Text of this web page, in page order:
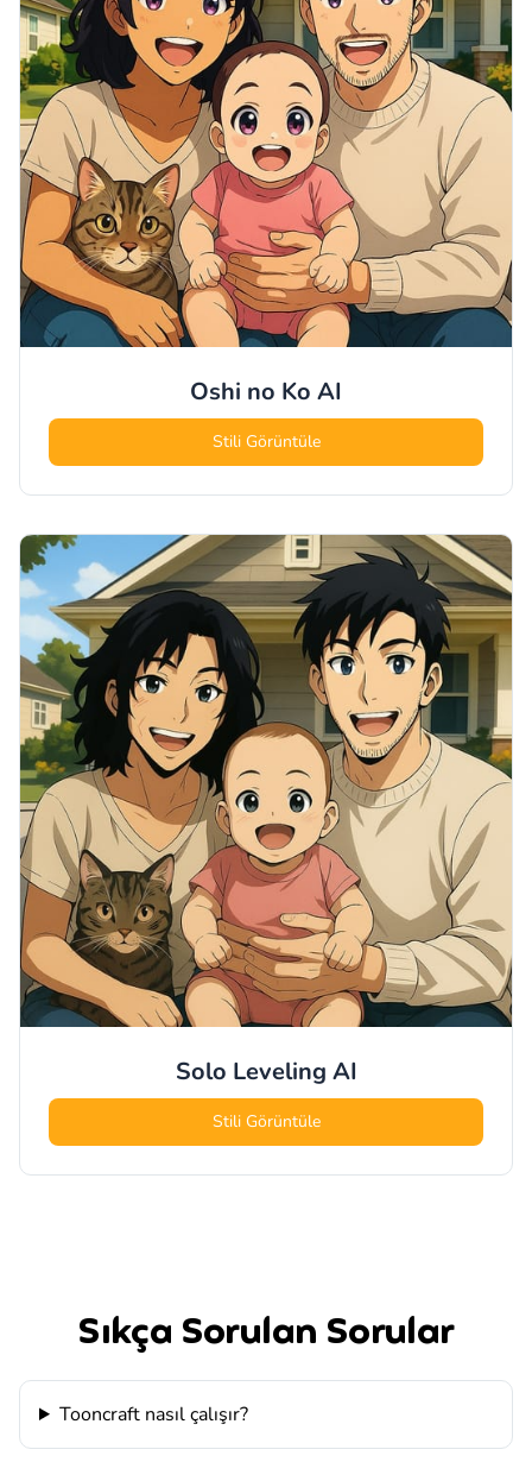
Oshi no Ko AI
Stili Görüntüle
Solo Leveling AI
Stili Görüntüle
Sıkça Sorulan Sorular
Tooncraft nasıl çalışır?